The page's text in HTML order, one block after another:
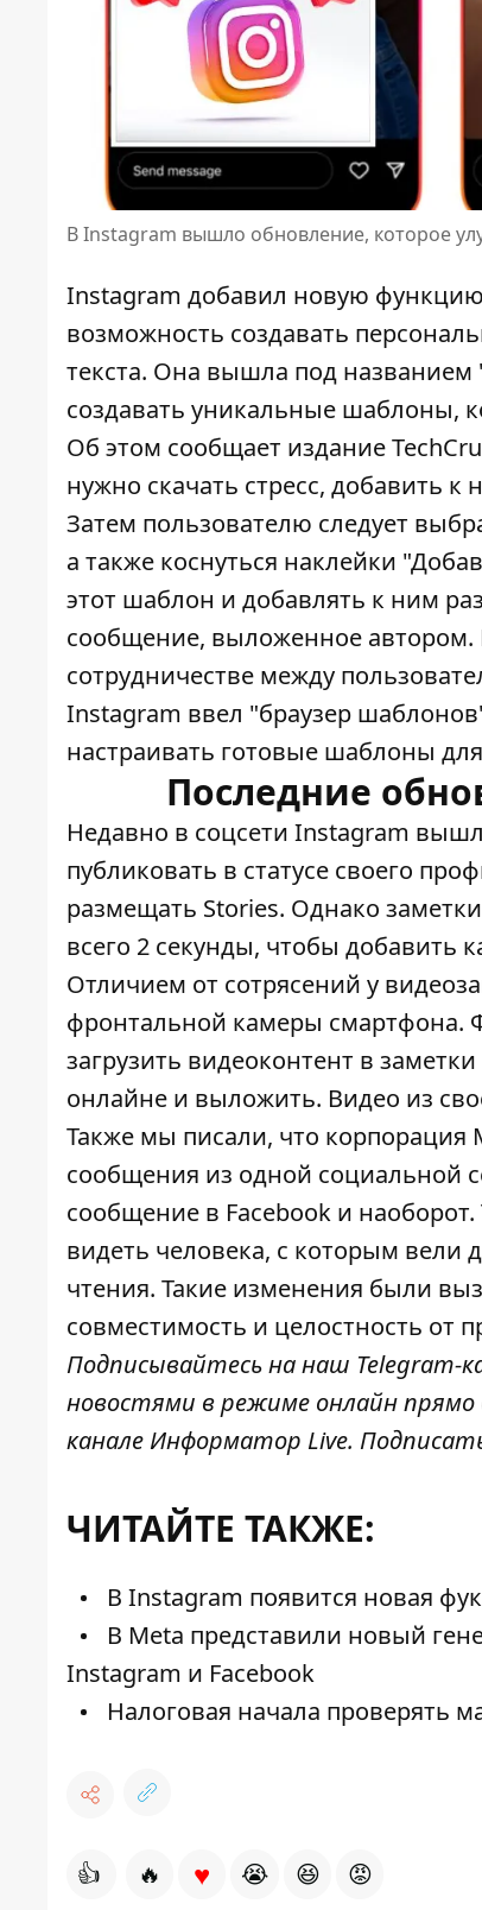
В Instagram вышло обновление, которое
Instagram добавил новую
возможность создавать
текста. Она вышла под названием
создавать уникальные шаблоны,
Об этом сообщает издание
нужно скачать стресс, добавить к
Затем пользователю следует
а также коснуться наклейки
этот шаблон и добавлять к ним
сообщение, выложенное
сотрудничестве между
Instagram ввел "браузер
настраивать готовые шаблоны
Последние
Недавно в соцсети Instagram
публиковать в статусе своего
размещать Stories. Однако
всего 2 секунды, чтобы добавить
Отличием от сотрясений у
фронтальной камеры смартфона.
загрузить видеоконтент в
онлайне и выложить. Видео из
Также мы писали, что корпорация
сообщения из одной социальной
сообщение в Facebook и
видеть человека, с которым вели
чтения. Такие изменения были
совместимость и целостность от
Подписывайтесь на наш Telegram-
новостями в режиме онлайн прямо
канале Информатор Live.
ЧИТАЙТЕ ТАКЖЕ:
В Instagram появится новая
В Meta представили новый
Instagram и Facebook
Налоговая начала проверять
👍 🔥 ♥ 😭 😆 😡